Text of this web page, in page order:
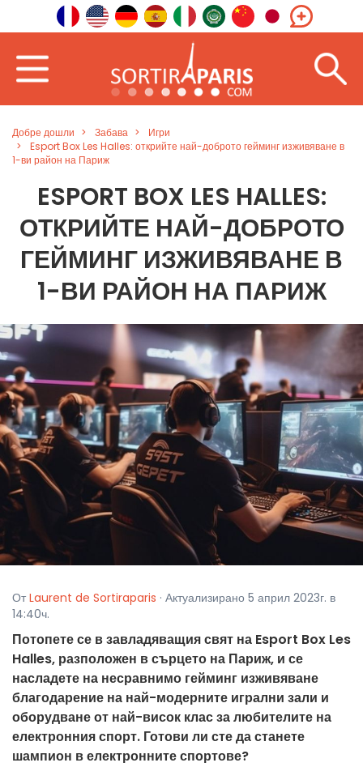
Добре дошли Забава
Игри
Esport Box Les Halles: открийте най-доброто гейминг изживяване в
1-ви район на Париж
ESPORT BOX LES HALLES:
ОТКРИЙТЕ НАЙ-ДОБРОТО
ГЕЙМИНГ ИЗЖИВЯВАНЕ В
1-ВИ РАЙОН НА ПАРИЖ
От Laurent de Sortiraparis · Актуализирано 5 април 2023г. в
14:40ч.
Потопете се в завладяващия свят на Esport Box Les
Halles, разположен в сърцето на Париж, и се
насладете на несравнимо гейминг изживяване
благодарение на най-модерните игрални зали и
оборудване от най-висок клас за любителите на
електронния спорт. Готови ли сте да станете
шампион в електронните спортове?